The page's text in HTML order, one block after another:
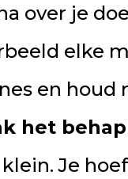
over je
elke
en houd
het
Je